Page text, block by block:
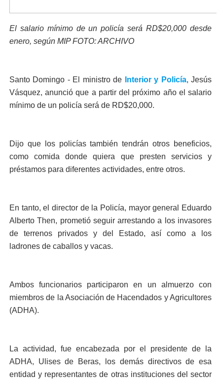
El salario mínimo de un policía será RD$20,000 desde
enero, según MIP FOTO: ARCHIVO
Santo Domingo - El ministro de Interior y Policía, Jesús
Vásquez, anunció que a partir del próximo año el salario
mínimo de un policía será de RD$20,000.
Dijo que los policías también tendrán otros beneficios,
como comida donde quiera que presten servicios y
préstamos para diferentes actividades, entre otros.
En tanto, el director de la Policía, mayor general Eduardo
Alberto Then, prometió seguir arrestando a los invasores
de terrenos privados y del Estado, así como a los
ladrones de caballos y vacas.
Ambos funcionarios participaron en un almuerzo con
miembros de la Asociación de Hacendados y Agricultores
(ADHA).
La actividad, fue encabezada por el presidente de la
ADHA, Ulises de Beras, los demás directivos de esa
entidad y representantes de otras instituciones del sector